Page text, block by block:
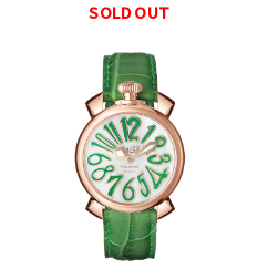
SOLD OUT